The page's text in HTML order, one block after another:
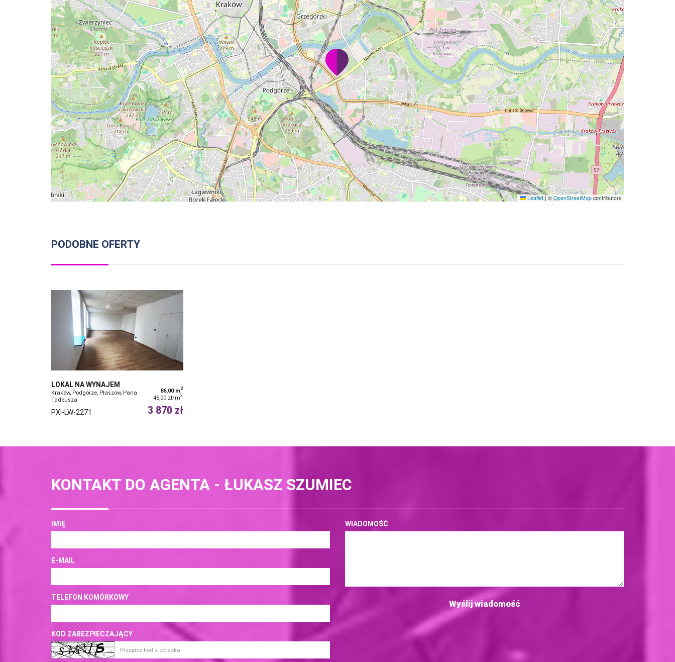
Leaflet |©OpenStreetMapcontributors
PODOBNE OFERTY
LOKAL NA WYNAJEM
Kraków, Podgórze, Płaszów, Pana
Tadeusza
86,00 m2
45,00 zł/m2
PXI-LW-2271 3 870 zł
KONTAKT DO AGENTA - ŁUKASZ SZUMIEC
IMIĘ
E-MAIL
TELEFON KOMÓRKOWY
KOD ZABEZPIECZAJĄCY
WIADOMOŚĆ